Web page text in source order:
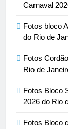
Carnaval
Fotos bloco
do Rio de
Fotos
Rio de
Fotos Bloco
2026 do Rio
Fotos Bloco